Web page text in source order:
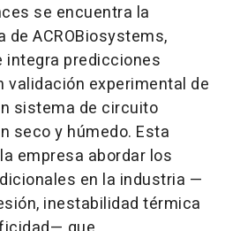
se encuentra la
ACROBiosystems,
integra predicciones
experimental de
sistema de circuito
seco y húmedo. Esta
empresa abordar los
en la industria —
inestabilidad térmica